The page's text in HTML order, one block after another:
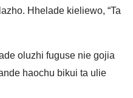
Hhelade kieliewo, “Ta
oluzhi fuguse nie gojia
haochu bikui ta ulie